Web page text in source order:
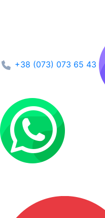
+38 (073) 073 65 43